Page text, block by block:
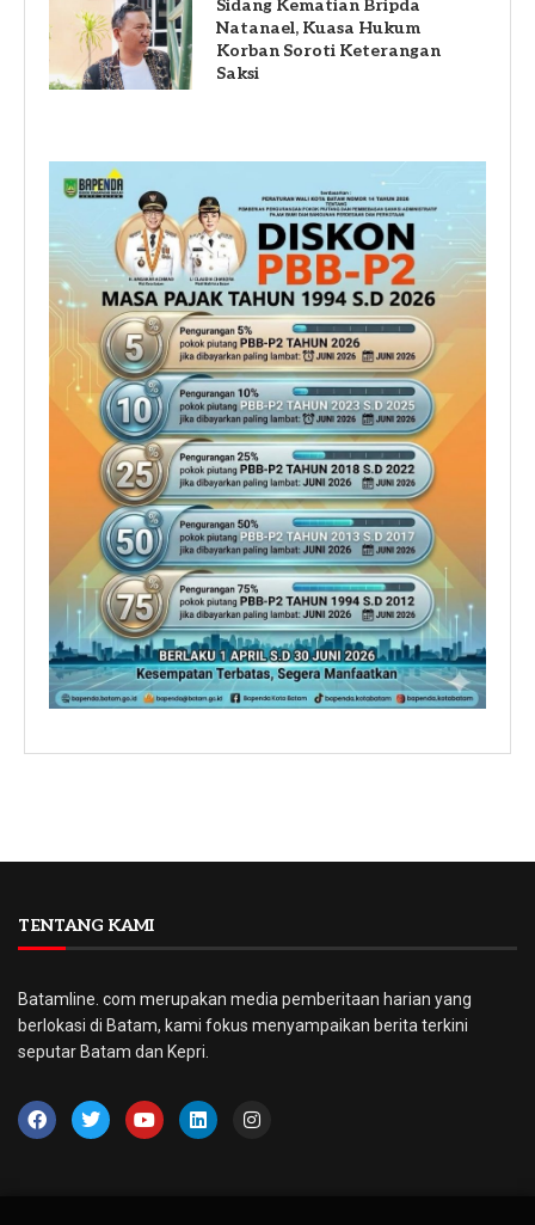
Sidang Kematian Bripda
Natanael, Kuasa Hukum
Korban Soroti Keterangan
Saksi
TENTANG KAMI
Batamline. com merupakan media pemberitaan harian yang
berlokasi di Batam, kami fokus menyampaikan berita terkini
seputar Batam dan Kepri.